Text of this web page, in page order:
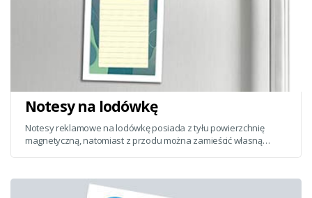
Notesy na lodówkę
Notesy reklamowe na lodówkę posiada z tyłu powierzchnię
magnetyczną, natomiast z przodu można zamieścić własną